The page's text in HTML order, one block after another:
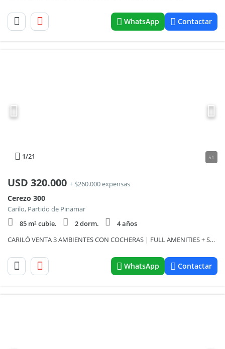
WhatsApp Contactar
1/21 51
USD 320.000 + $260.000 expensas
Cerezo 300
Carilo, Partido de Pinamar
85 m² cubie.
2 dorm.
4 años
CARILÓ VENTA 3 AMBIENTES CON COCHERAS | FULL AMENITIES + SPA + PISCINAS
WhatsApp Contactar